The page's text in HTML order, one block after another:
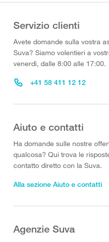
Servizio clienti
Avete domande sulla vostra
Suva? Siamo volentieri a
venerdì, dalle 8:00 alle 17:00.
+41 58 411 12 12
Aiuto e contatti
Ha domande sulle nostre
qualcosa? Qui trova le
contatto diretto con la Suva.
Alla sezione Aiuto e contatti
Agenzie Suva